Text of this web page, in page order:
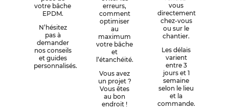
votre bâche
EPDM.
N’hésitez
pas à
demander
nos conseils
et guides
personnalisés.
erreurs,
comment
optimiser
au
maximum
votre bâche
et
l’étanchéité.
Vous avez
un projet ?
Vous êtes
au bon
endroit !
vous
directement
chez-vous
ou sur le
chantier.
Les délais
varient
entre 3
jours et 1
semaine
selon le lieu
et la
commande.